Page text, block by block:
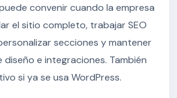
convenir cuando la empresa
el sitio completo, trabajar SEO
secciones y mantener
e integraciones. También
si ya se usa WordPress.